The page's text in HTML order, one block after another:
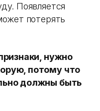
Появляется
потерять
нужно
потому что
должны быть